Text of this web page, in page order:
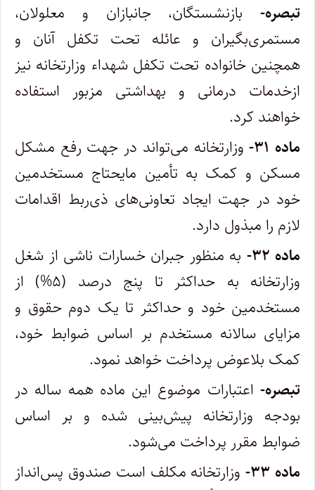
‌تبصره- بازنشستگان، جانبازان و معلولان،
مستمری‌بگیران و عائله تحت تکفل آنان و
همچنین خانواده تحت تکفل شهداء وزارتخانه نیز
از‌خدمات درمانی و بهداشتی مزبور استفاده
خواهند کرد.
‌ماده ۳۱-
وزارتخانه می‌تواند در جهت رفع مشکل
مسکن و کمک به تأمین مایحتاج مستخدمین
خود در جهت ایجاد تعاونی‌های ذی‌ربط اقدامات
لازم را مبذول دارد.
‌ماده ۳۲-
به منظور جبران خسارات ناشی از شغل
وزارتخانه به حداکثر تا پنج درصد (۵%) از
مستخدمین خود و حداکثر تا یک دوم حقوق و
مزایای سالانه مستخدم بر اساس ضوابط خود،
کمک بلاعوض پرداخت خواهد نمود.
‌تبصره- اعتبارات موضوع این ماده همه ساله در
بودجه وزارتخانه پیش‌بینی شده و بر اساس
ضوابط مقرر پرداخت می‌شود.
‌ماده ۳۳-
وزارتخانه مکلف است صندوق پس‌انداز